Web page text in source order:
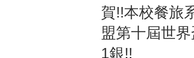
賀!!本校餐旅
盟第十屆世
1銀!!